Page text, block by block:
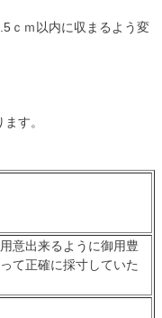
ｃｍ以内に収まるよう変
す。
意出来るように御用豊
て正確に採寸していた